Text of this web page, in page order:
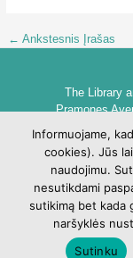
← Ankstesnis Įrašas
The Library
Pramones
Head
Kauno kolegijos
Pramonės
Informuojame,
cookies). Jūs
naudojimu.
nesutikdami
sutikimą bet kada
naršyklės
Sutinku